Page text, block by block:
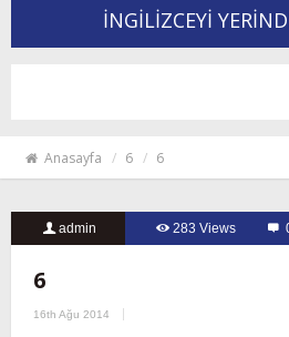
İNGİLİZCEYİ
Anasayfa 6 6
admin 283 Views
6
16th Ağu 2014